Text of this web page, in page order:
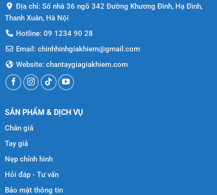
Địa chỉ: Số nhà 36 ngõ 342 Đường Khương Đình, Hạ Đình,
Thanh Xuân, Hà Nội
Hotline: 09 1234 90 28
Email: chinhhinhgiakhiem@gmail.com
Website: chantaygiagiakhiem.com
SẢN PHẨM & DỊCH VỤ
Chân giả
Tay giả
Nẹp chỉnh hình
Hỏi đáp - Tư vấn
Bảo mật thông tin